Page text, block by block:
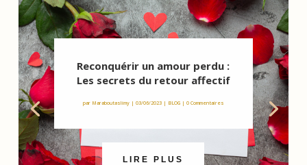
Reconquérir un amour perdu :
Les secrets du retour affectif
par Maraboutaslimy| 03/06/2023| BLOG| 0 Commentaires
LIRE PLUS